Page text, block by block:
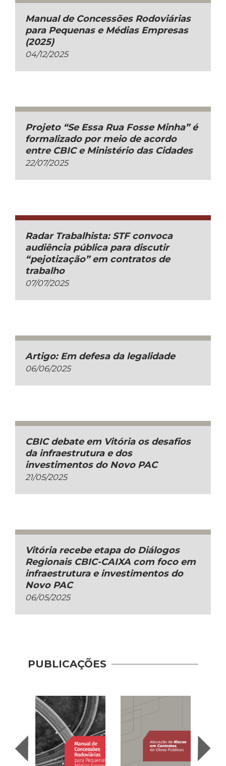
Manual de Concessões Rodoviárias
para Pequenas e Médias Empresas
(2025)
04/12/2025
Projeto “Se Essa Rua Fosse Minha” é
formalizado por meio de acordo
entre CBIC e Ministério das Cidades
22/07/2025
Radar Trabalhista: STF convoca
audiência pública para discutir
“pejotização” em contratos de
trabalho
07/07/2025
Artigo: Em defesa da legalidade
06/06/2025
CBIC debate em Vitória os desafios
da infraestrutura e dos
investimentos do Novo PAC
21/05/2025
Vitória recebe etapa do Diálogos
Regionais CBIC-CAIXA com foco em
infraestrutura e investimentos do
Novo PAC
06/05/2025
PUBLICAÇÕES